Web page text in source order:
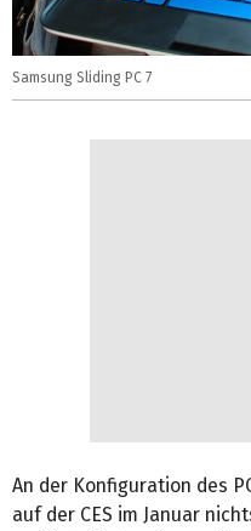
Samsung Sliding PC 7
An der Konfiguration des
auf der CES im Januar